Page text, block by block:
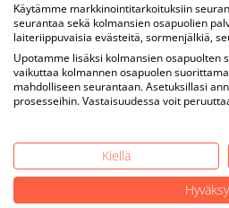
Käytämme markkinointitarkoituksiin
seurantaa sekä kolmansien osapuolien
laiteriippuvaisia evästeitä, sormenjälkiä,
Upotamme lisäksi kolmansien osapuolten
vaikuttaa kolmannen osapuolen
mahdolliseen seurantaan. Asetuksillasi
prosesseihin. Vastaisuudessa voit
Kiellä